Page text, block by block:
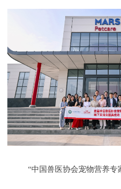
“中国兽医协会宠物营养专